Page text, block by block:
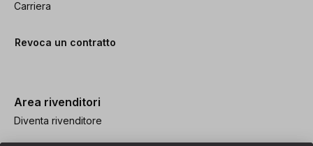
Carriera
Revoca un contratto
Area rivenditori
Diventa rivenditore